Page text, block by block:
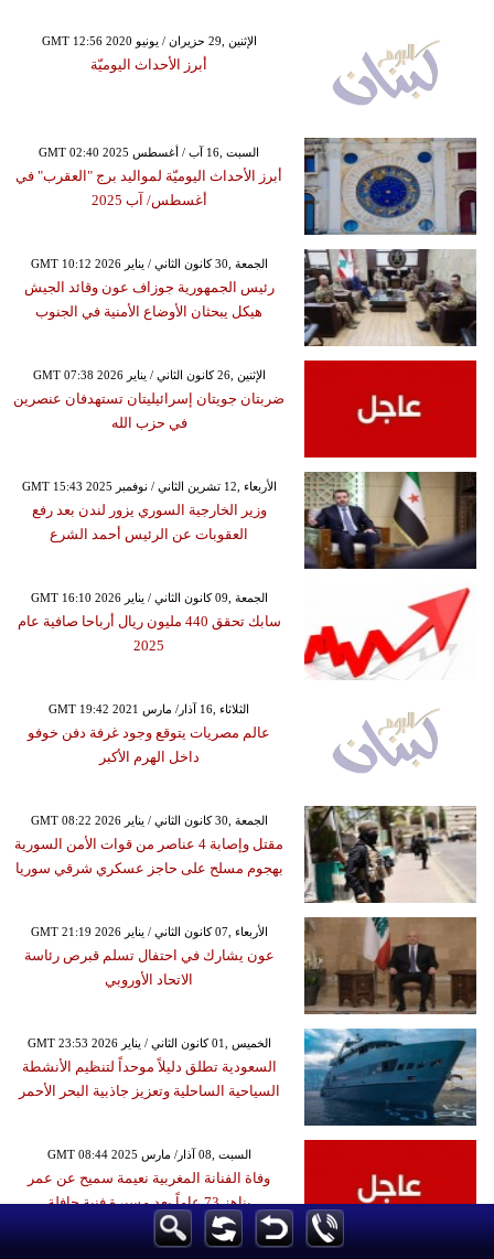
GMT 12:56 2020 الإثنين ,29 حزيران / يونيو
أبرز الأحداث اليوميّة
GMT 02:40 2025 السبت ,16 آب / أغسطس
أبرز الأحداث اليوميّة لمواليد برج "العقرب" في
أغسطس/ آب 2025
GMT 10:12 2026 الجمعة ,30 كانون الثاني / يناير
رئيس الجمهورية جوزاف عون وقائد الجيش
هيكل يبحثان الأوضاع الأمنية في الجنوب
GMT 07:38 2026 الإثنين ,26 كانون الثاني / يناير
ضربتان جويتان إسرائيليتان تستهدفان عنصرين
في حزب الله
GMT 15:43 2025 الأربعاء ,12 تشرين الثاني / نوفمبر
وزير الخارجية السوري يزور لندن بعد رفع
العقوبات عن الرئيس أحمد الشرع
GMT 16:10 2026 الجمعة ,09 كانون الثاني / يناير
سابك تحقق 440 مليون ريال أرباحا صافية عام
2025
GMT 19:42 2021 الثلاثاء ,16 آذار/ مارس
عالم مصريات يتوقع وجود غرفة دفن خوفو
داخل الهرم الأكبر
GMT 08:22 2026 الجمعة ,30 كانون الثاني / يناير
مقتل وإصابة 4 عناصر من قوات الأمن السورية
بهجوم مسلح على حاجز عسكري شرقي سوريا
GMT 21:19 2026 الأربعاء ,07 كانون الثاني / يناير
عون يشارك في احتفال تسلم قبرص رئاسة
الاتحاد الأوروبي
GMT 23:53 2026 الخميس ,01 كانون الثاني / يناير
السعودية تطلق دليلاً موحداً لتنظيم الأنشطة
السياحية الساحلية وتعزيز جاذبية البحر الأحمر
GMT 08:44 2025 السبت ,08 آذار/ مارس
وفاة الفنانة المغربية نعيمة سميح عن عمر
يناهز 73 عاماً بعد مسيرة فنية حافلة